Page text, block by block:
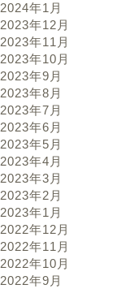
2024年1月
2023年12月
2023年11月
2023年10月
2023年9月
2023年8月
2023年7月
2023年6月
2023年5月
2023年4月
2023年3月
2023年2月
2023年1月
2022年12月
2022年11月
2022年10月
2022年9月